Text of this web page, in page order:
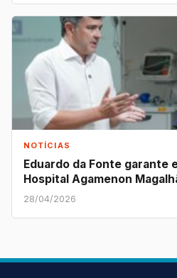
NOTÍCIAS
Eduardo da Fonte garante
Hospital Agamenon
28/04/2026